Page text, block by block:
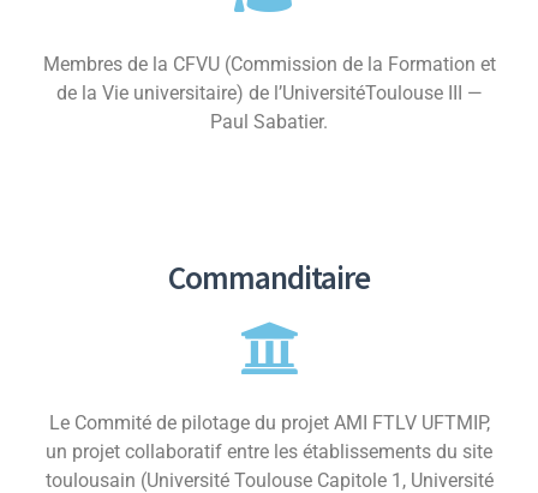
Membres de la CFVU (Commission de la Formation et
de la Vie universitaire) de l’UniversitéToulouse III —
Paul Sabatier.
Commanditaire
Le Commité de pilotage du projet AMI FTLV UFTMIP,
un projet collaboratif entre les établissements du site
toulousain (Université Toulouse Capitole 1, Université